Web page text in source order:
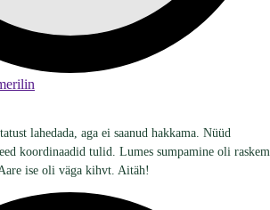
lahedada, aga ei saanud hakkama. Nüüd
koordinaadid tulid. Lumes sumpamine oli raskem
ise oli väga kihvt. Aitäh!